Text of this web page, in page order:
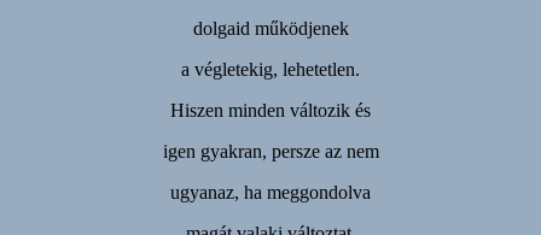
dolgaid működjenek
a végletekig, lehetetlen.
Hiszen minden változik és
igen gyakran, persze az nem
ugyanaz, ha meggondolva